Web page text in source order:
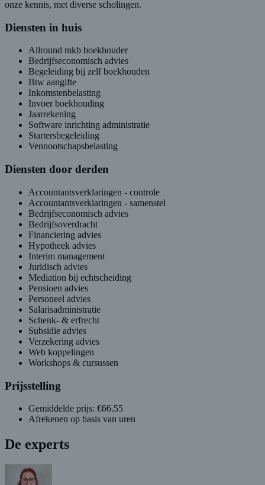
onze kennis, met diverse scholingen.
Diensten in huis
Allround mkb boekhouder
Bedrijfseconomisch advies
Begeleiding bij zelf boekhouden
Btw aangifte
Inkomstenbelasting
Invoer boekhouding
Jaarrekening
Software inrichting administratie
Startersbegeleiding
Vennootschapsbelasting
Diensten door derden
Accountantsverklaringen - controle
Accountantsverklaringen - samenstel
Bedrijfseconomisch advies
Bedrijfsoverdracht
Financiering advies
Hypotheek advies
Interim management
Juridisch advies
Mediation bij echtscheiding
Pensioen advies
Personeel advies
Salarisadministratie
Schenk- & erfrecht
Subsidie advies
Verzekering advies
Web koppelingen
Workshops & cursussen
Prijsstelling
Gemiddelde prijs: €66.55
Afrekenen op basis van uren
De experts